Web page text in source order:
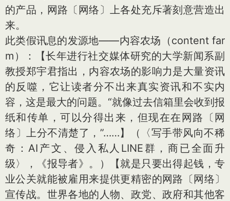
的产品，网路〔网络〕上各处充斥著刻意营造出
来。
此类假讯息的发源地——内容农场（content far
m）：【长年进行社交媒体研究的大学新闻系副
教授郑宇君指出，内容农场的影响力是大量资讯
的反噬，它让读者分不出来真实资讯和不实内
容，这是最大的问题。“就像过去信箱里会收到报
纸和传单，可以分得出来，但现在在网路〔网
络〕上分不清楚了，”……】（〈写手带风向不稀
奇：AI产文、侵入私人LINE群，商已全面升
级〉，《报导者》。）【就是只要出得起钱，专
业公关就能被雇用来提供更精密的网路〔网络〕
宣传战。世界各地的人物、政党、政府和其他客